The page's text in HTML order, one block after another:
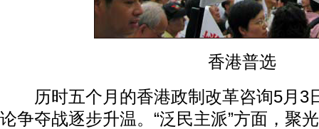
香港普选
历时五个月的香港政制改革咨询5月3
论争夺战逐步升温。“泛民主派”方面，聚